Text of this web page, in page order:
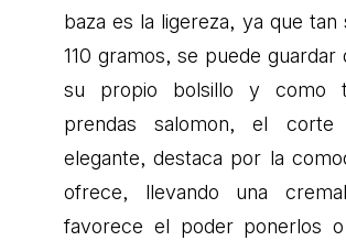
baza es la ligereza, ya que tan
110 gramos, se puede guardar
su propio bolsillo y como
prendas salomon, el
elegante, destaca por la
ofrece, llevando una
favorece el poder ponerlos o